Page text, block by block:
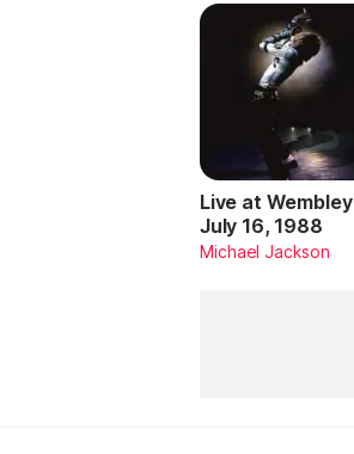
Live at Wembley
July 16, 1988
Michael Jackson